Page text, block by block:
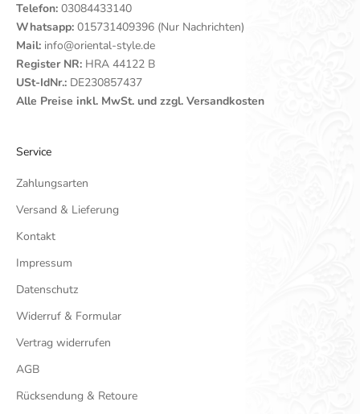
Telefon: 03084433140
Whatsapp: 015731409396 (Nur Nachrichten)
Mail: info@oriental-style.de
Register NR: HRA 44122 B
USt-IdNr.: DE230857437
Alle Preise inkl. MwSt. und zzgl. Versandkosten
Service
Zahlungsarten
Versand & Lieferung
Kontakt
Impressum
Datenschutz
Widerruf & Formular
Vertrag widerrufen
AGB
Rücksendung & Retoure